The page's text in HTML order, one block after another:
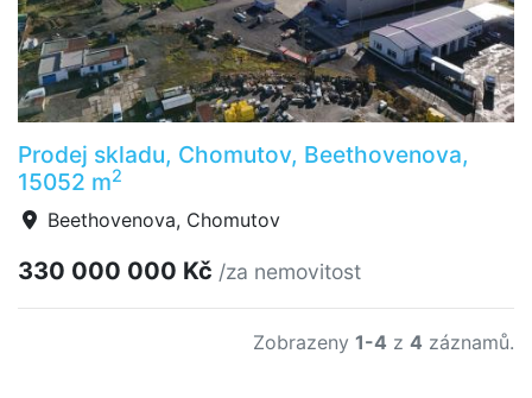
Prodej skladu, Chomutov, Beethovenova,
15052 m2
Beethovenova, Chomutov
330 000 000 Kč /za nemovitost
Zobrazeny 1-4 z 4 záznamů.